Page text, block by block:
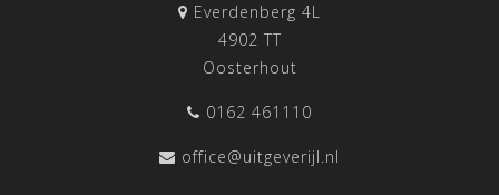
Everdenberg 4L
4902 TT
Oosterhout
0162 461110
office@uitgeverijl.nl